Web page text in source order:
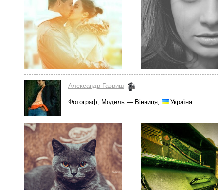
Александр Гавриш
Фотограф, Модель — Вінниця, Україна